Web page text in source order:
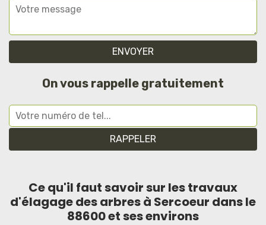
On vous rappelle gratuitement
Ce qu'il faut savoir sur les travaux
d'élagage des arbres à Sercoeur dans le
88600 et ses environs